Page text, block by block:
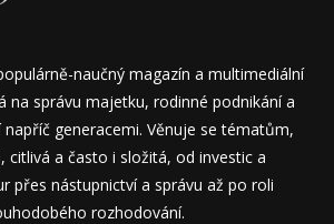
naučný magazín a multimediální
na správu majetku, rodinné podnikání a
generacemi. Věnuje se tématům,
citlivá a často i složitá, od investic a
přes nástupnictví a správu až po roli
rozhodování.